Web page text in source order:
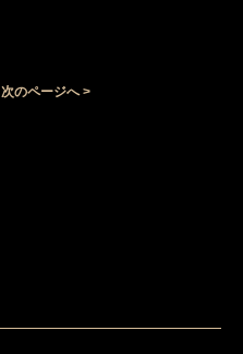
次のページへ >